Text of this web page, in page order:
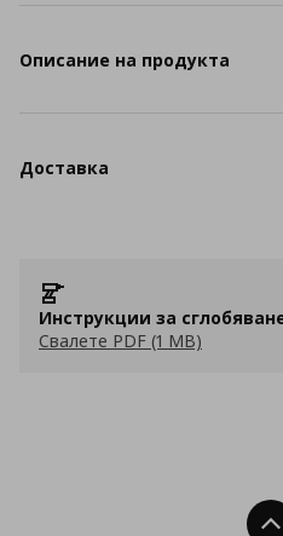
Описание на продукта
Доставка
Инструкции за
Свалете PDF (1 MB)